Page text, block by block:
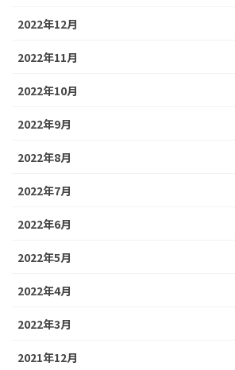
2022年12月
2022年11月
2022年10月
2022年9月
2022年8月
2022年7月
2022年6月
2022年5月
2022年4月
2022年3月
2021年12月